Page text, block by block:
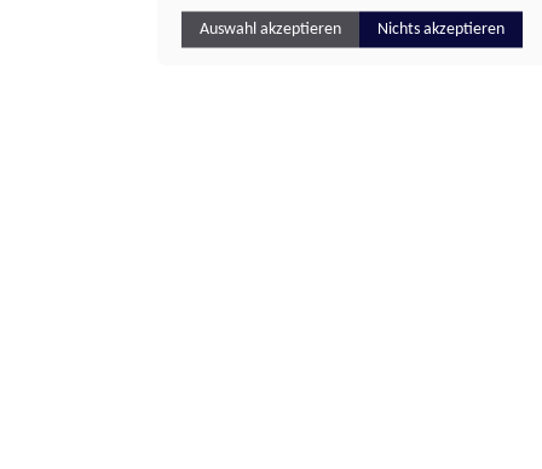
Auswahl akzeptieren Nichts akzeptieren